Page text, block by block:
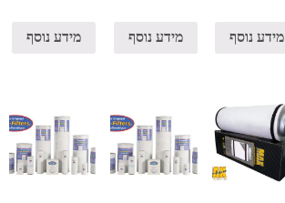
מידע נוסף מידע נוסף מידע נוסף